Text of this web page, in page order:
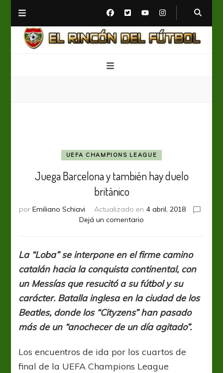
UEFA CHAMPIONS LEAGUE
Juega Barcelona y también hay duelo
británico
por Emiliano Schiavi Actualizado en 4 abril, 2018
Dejá un comentario
y
también
hay
duelo
británico
La “Loba” se interpone en el firme camino
catalán hacia la conquista continental, con
un Messías que resucitó a su fútbol y su
carácter. Batalla inglesa en la ciudad de los
Beatles, donde los “Cityzens” han pasado
más de un “anochecer de un día agitado”.
Los encuentros de ida por los cuartos de
final de la UEFA Champions League